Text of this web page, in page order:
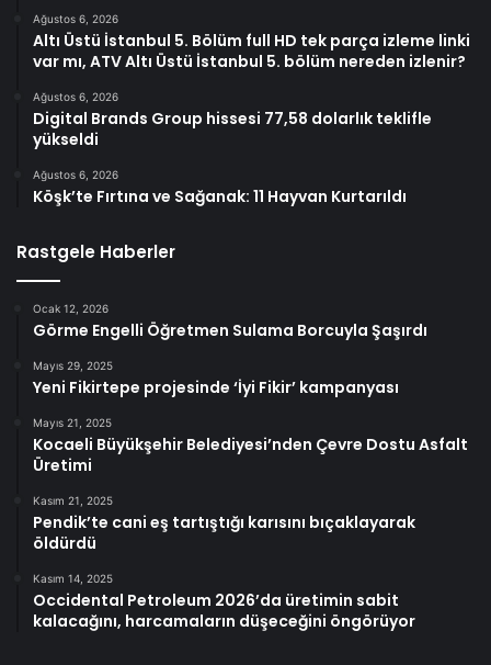
Ağustos 6, 2026
Altı Üstü İstanbul 5. Bölüm full HD tek parça izleme linki
var mı, ATV Altı Üstü İstanbul 5. bölüm nereden izlenir?
Ağustos 6, 2026
Digital Brands Group hissesi 77,58 dolarlık teklifle
yükseldi
Ağustos 6, 2026
Köşk’te Fırtına ve Sağanak: 11 Hayvan Kurtarıldı
Rastgele Haberler
Ocak 12, 2026
Görme Engelli Öğretmen Sulama Borcuyla Şaşırdı
Mayıs 29, 2025
Yeni Fikirtepe projesinde ‘İyi Fikir’ kampanyası
Mayıs 21, 2025
Kocaeli Büyükşehir Belediyesi’nden Çevre Dostu Asfalt
Üretimi
Kasım 21, 2025
Pendik’te cani eş tartıştığı karısını bıçaklayarak
öldürdü
Kasım 14, 2025
Occidental Petroleum 2026’da üretimin sabit
kalacağını, harcamaların düşeceğini öngörüyor